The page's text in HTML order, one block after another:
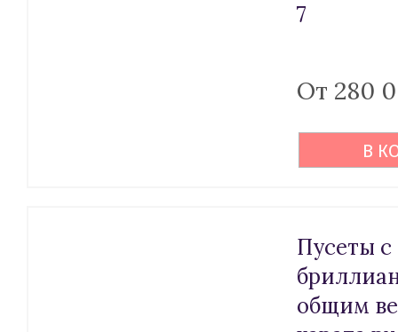
7
От 280
В
Пусеты с
общим